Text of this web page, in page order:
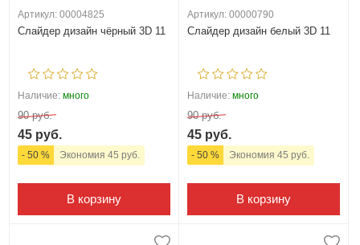
Артикул: 00004825
Слайдер дизайн чёрный 3D 11
Наличие: много
90 руб.
45 руб.
- 50 % Экономия 45 руб.
В корзину
Артикул: 00000790
Слайдер дизайн белый 3D 11
Наличие: много
90 руб.
45 руб.
- 50 % Экономия 45 руб.
В корзину